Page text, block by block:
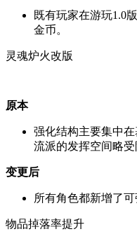
既有玩家在游玩1.0
金币。
灵魂炉火改版
原本
强化结构主要集中
流派的发挥空间略受
变更后
所有角色都新增了
物品掉落率提升